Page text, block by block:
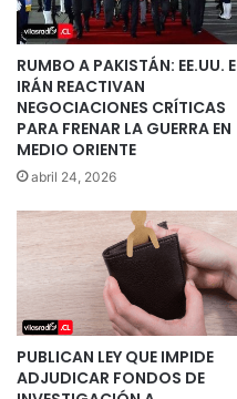
RUMBO A PAKISTÁN: EE.UU. E
IRÁN REACTIVAN
NEGOCIACIONES CRÍTICAS
PARA FRENAR LA GUERRA EN
MEDIO ORIENTE
abril 24, 2026
PUBLICAN LEY QUE IMPIDE
ADJUDICAR FONDOS DE